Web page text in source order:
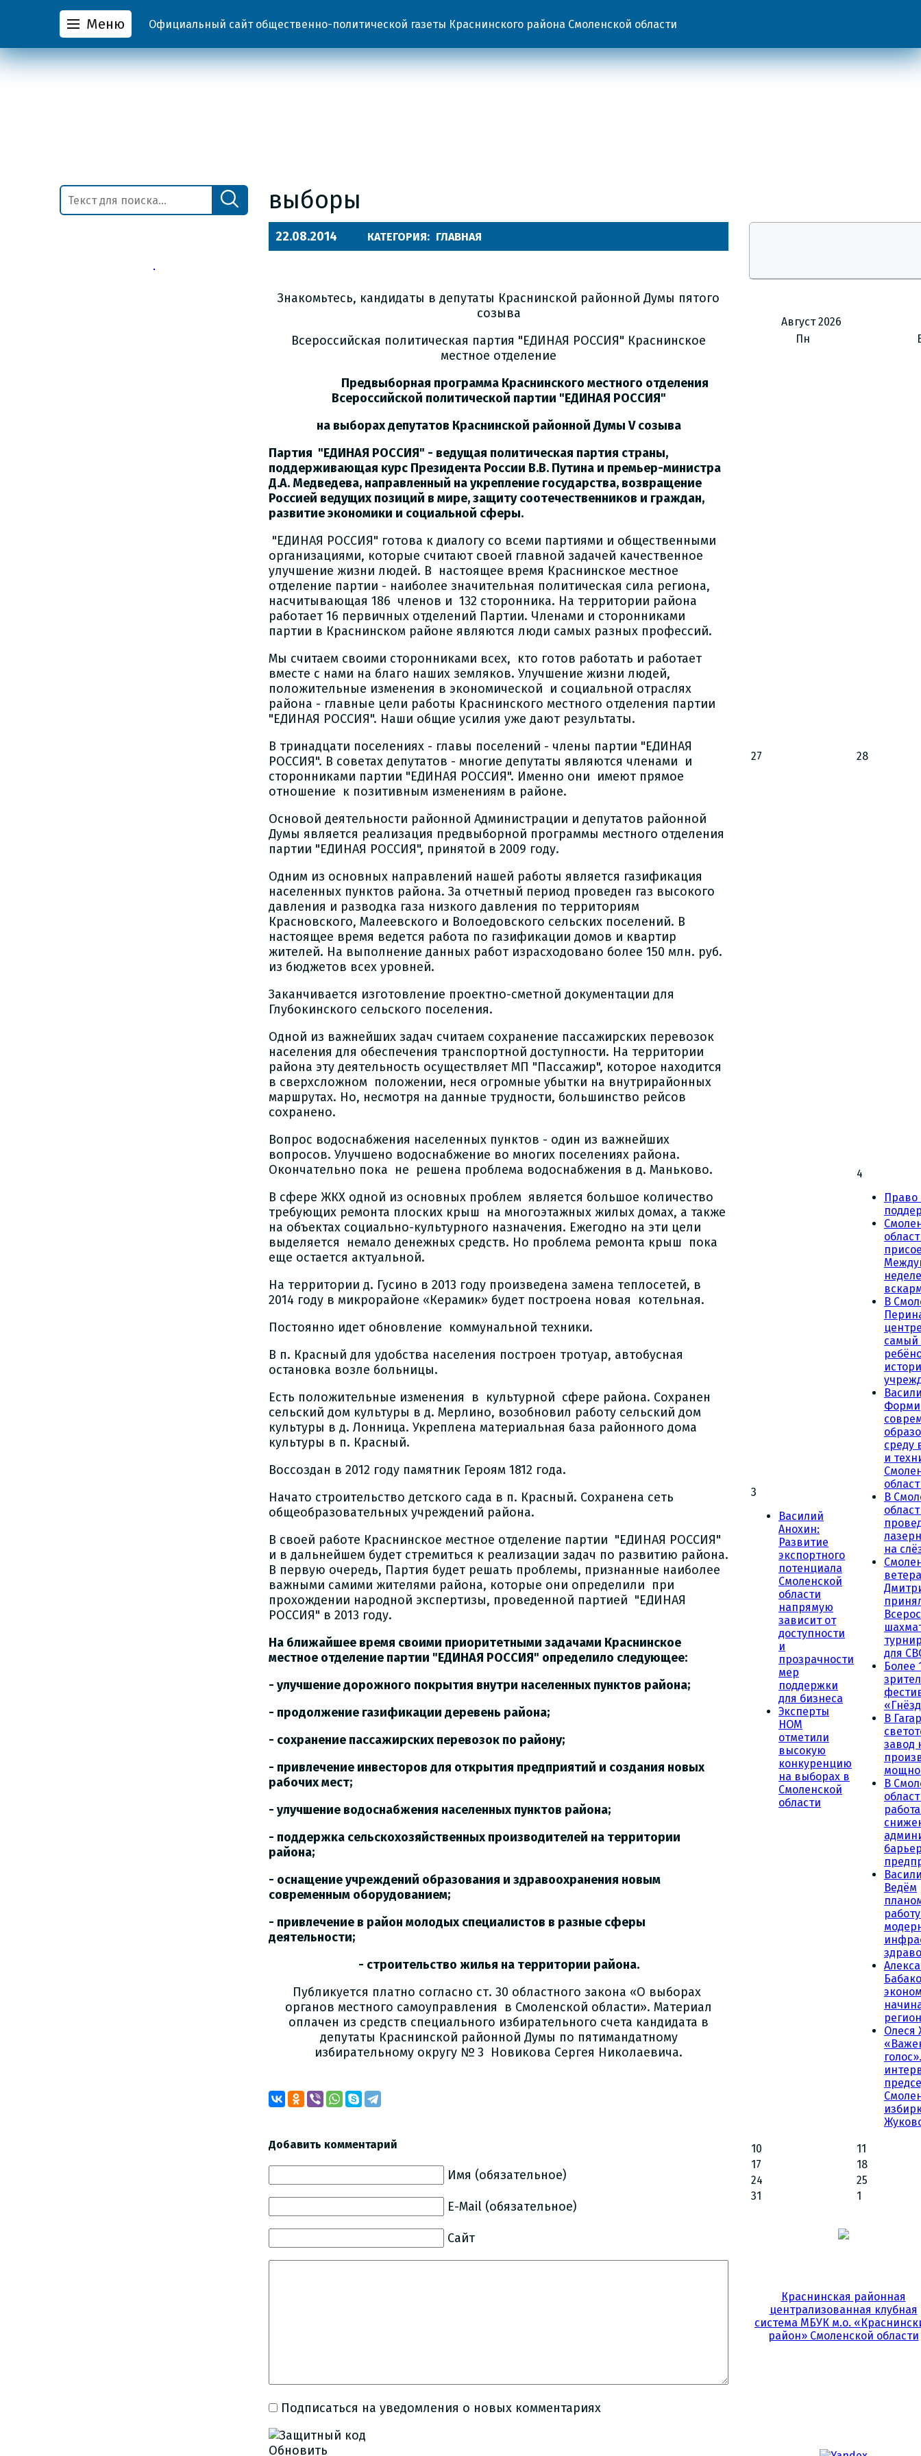
Меню Официальный сайт общественно-политической газеты Краснинского района Смоленской области
выборы
22.08.2014 КАТЕГОРИЯ: ГЛАВНАЯ
Знакомьтесь, кандидаты в депутаты Краснинской районной Думы пятого
созыва
Всероссийская политическая партия "ЕДИНАЯ РОССИЯ" Краснинское
местное отделение
Предвыборная программа Краснинского местного отделения
Всероссийской политической партии "ЕДИНАЯ РОССИЯ"
на выборах депутатов Краснинской районной Думы V созыва
Партия "ЕДИНАЯ РОССИЯ" - ведущая политическая партия страны,
поддерживающая курс Президента России В.В. Путина и премьер-министра
Д.А. Медведева, направленный на укрепление государства, возвращение
Россией ведущих позиций в мире, защиту соотечественников и граждан,
развитие экономики и социальной сферы.
"ЕДИНАЯ РОССИЯ" готова к диалогу со всеми партиями и общественными
организациями, которые считают своей главной задачей качественное
улучшение жизни людей. В настоящее время Краснинское местное
отделение партии - наиболее значительная политическая сила региона,
насчитывающая 186 членов и 132 сторонника. На территории района
работает 16 первичных отделений Партии. Членами и сторонниками
партии в Краснинском районе являются люди самых разных профессий.
Мы считаем своими сторонниками всех, кто готов работать и работает
вместе с нами на благо наших земляков. Улучшение жизни людей,
положительные изменения в экономической и социальной отраслях
района - главные цели работы Краснинского местного отделения партии
"ЕДИНАЯ РОССИЯ". Наши общие усилия уже дают результаты.
В тринадцати поселениях - главы поселений - члены партии "ЕДИНАЯ
РОССИЯ". В советах депутатов - многие депутаты являются членами и
сторонниками партии "ЕДИНАЯ РОССИЯ". Именно они имеют прямое
отношение к позитивным изменениям в районе.
Основой деятельности районной Администрации и депутатов районной
Думы является реализация предвыборной программы местного отделения
партии "ЕДИНАЯ РОССИЯ", принятой в 2009 году.
Одним из основных направлений нашей работы является газификация
населенных пунктов района. За отчетный период проведен газ высокого
давления и разводка газа низкого давления по территориям
Красновского, Малеевского и Волоедовского сельских поселений. В
настоящее время ведется работа по газификации домов и квартир
жителей. На выполнение данных работ израсходовано более 150 млн. руб.
из бюджетов всех уровней.
Заканчивается изготовление проектно-сметной документации для
Глубокинского сельского поселения.
Одной из важнейших задач считаем сохранение пассажирских перевозок
населения для обеспечения транспортной доступности. На территории
района эту деятельность осуществляет МП "Пассажир", которое находится
в сверхсложном положении, неся огромные убытки на внутрирайонных
маршрутах. Но, несмотря на данные трудности, большинство рейсов
сохранено.
Вопрос водоснабжения населенных пунктов - один из важнейших
вопросов. Улучшено водоснабжение во многих поселениях района.
Окончательно пока не решена проблема водоснабжения в д. Маньково.
В сфере ЖКХ одной из основных проблем является большое количество
требующих ремонта плоских крыш на многоэтажных жилых домах, а также
на объектах социально-культурного назначения. Ежегодно на эти цели
выделяется немало денежных средств. Но проблема ремонта крыш пока
еще остается актуальной.
На территории д. Гусино в 2013 году произведена замена теплосетей, в
2014 году в микрорайоне «Керамик» будет построена новая котельная.
Постоянно идет обновление коммунальной техники.
В п. Красный для удобства населения построен тротуар, автобусная
остановка возле больницы.
Есть положительные изменения в культурной сфере района. Сохранен
сельский дом культуры в д. Мерлино, возобновил работу сельский дом
культуры в д. Лонница. Укреплена материальная база районного дома
культуры в п. Красный.
Воссоздан в 2012 году памятник Героям 1812 года.
Начато строительство детского сада в п. Красный. Сохранена сеть
общеобразовательных учреждений района.
В своей работе Краснинское местное отделение партии "ЕДИНАЯ РОССИЯ"
и в дальнейшем будет стремиться к реализации задач по развитию района.
В первую очередь, Партия будет решать проблемы, признанные наиболее
важными самими жителями района, которые они определили при
прохождении народной экспертизы, проведенной партией "ЕДИНАЯ
РОССИЯ" в 2013 году.
На ближайшее время своими приоритетными задачами Краснинское
местное отделение партии "ЕДИНАЯ РОССИЯ" определило следующее:
- улучшение дорожного покрытия внутри населенных пунктов района;
- продолжение газификации деревень района;
- сохранение пассажирских перевозок по району;
- привлечение инвесторов для открытия предприятий и создания новых
рабочих мест;
- улучшение водоснабжения населенных пунктов района;
- поддержка сельскохозяйственных производителей на территории
района;
- оснащение учреждений образования и здравоохранения новым
современным оборудованием;
- привлечение в район молодых специалистов в разные сферы
деятельности;
- строительство жилья на территории района.
Публикуется платно согласно ст. 30 областного закона «О выборах
органов местного самоуправления в Смоленской области». Материал
оплачен из средств специального избирательного счета кандидата в
депутаты Краснинской районной Думы по пятимандатному
избирательному округу № 3 Новикова Сергея Николаевича.
Добавить комментарий
Имя (обязательное)
E-Mail (обязательное)
Сайт
Подписаться на уведомления о новых комментариях
Обновить
Август 2026
Пн
27 28
3
Василий
Анохин:
Развитие
экспортного
потенциала
Смоленской
области
напрямую
зависит от
доступности
и
прозрачности
мер
поддержки
для бизнеса
Эксперты
НОМ
отметили
высокую
конкуренцию
на выборах в
Смоленской
области
4
Право
В
самый
среду
и
В
на
для
Более
В
завод
В
Ведём
Олеся
10
11
17
18
24
25
31
1
Краснинская районная
централизованная клубная
система МБУК м.о.
район» Смоленской области